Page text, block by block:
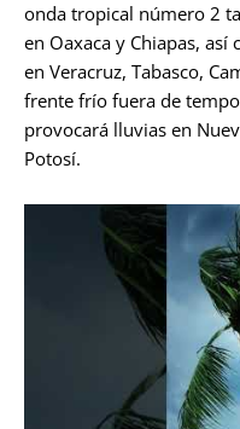
onda tropical número 2
en Oaxaca y Chiapas,
en Veracruz, Tabasco,
frente frío fuera de
provocará lluvias en
Potosí.